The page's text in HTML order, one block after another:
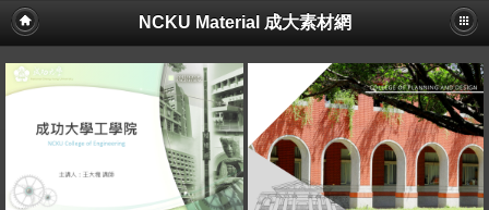
NCKU Material 成大素材網